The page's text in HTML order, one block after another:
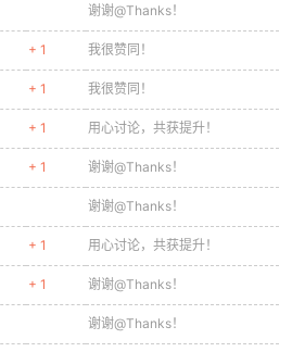
谢谢@Thanks！
+ 1 我很赞同！
+ 1 我很赞同！
+ 1 用心讨论，共获提升！
+ 1 谢谢@Thanks！
谢谢@Thanks！
+ 1 用心讨论，共获提升！
+ 1 谢谢@Thanks！
谢谢@Thanks！